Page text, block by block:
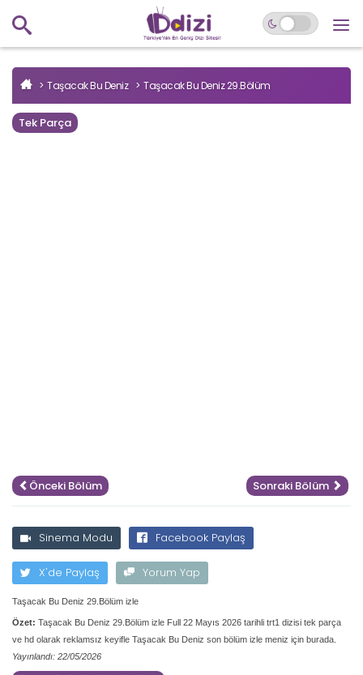
Taşacak Bu Deniz Taşacak Bu Deniz 29.Bölüm
Tek Parça
Önceki Bölüm Sonraki Bölüm
Sinema Modu Facebook Paylaş
X'de Paylaş Yorum Yap
Taşacak Bu Deniz 29.Bölüm izle
Özet: Taşacak Bu Deniz 29.Bölüm izle Full 22 Mayıs 2026 tarihli trt1 dizisi tek parça
ve hd olarak reklamsız keyifle Taşacak Bu Deniz son bölüm izle meniz için burada.
Yayınlandı: 22/05/2026